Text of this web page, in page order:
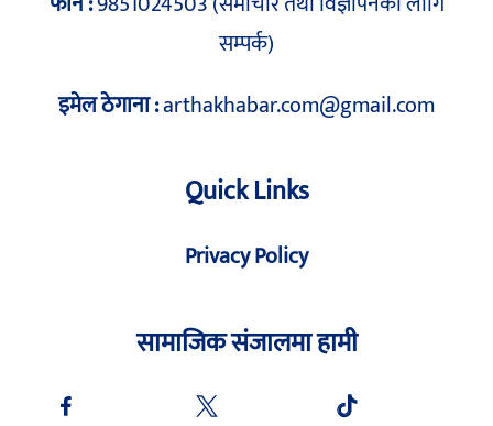
सम्पर्क)
इमेल ठेगाना :arthakhabar.com@gmail.com
Quick Links
Privacy Policy
सामाजिक संजालमा हामी